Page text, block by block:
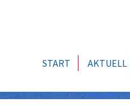
START AKTUELL